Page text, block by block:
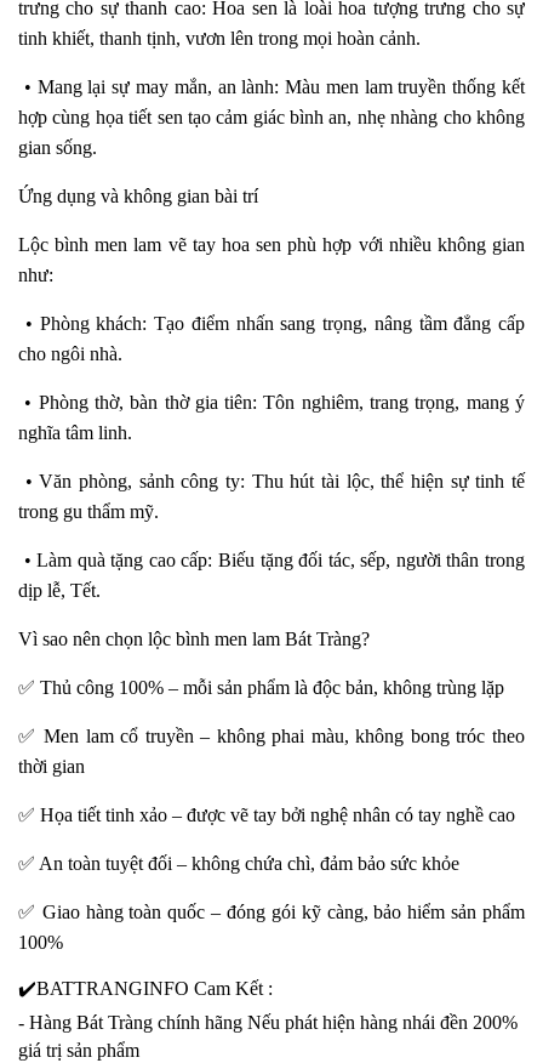
trưng cho sự thanh cao: Hoa sen là loài hoa tượng trưng cho sự
tinh khiết, thanh tịnh, vươn lên trong mọi hoàn cảnh.
• Mang lại sự may mắn, an lành: Màu men lam truyền thống kết
hợp cùng họa tiết sen tạo cảm giác bình an, nhẹ nhàng cho không
gian sống.
Ứng dụng và không gian bài trí
Lộc bình men lam vẽ tay hoa sen phù hợp với nhiều không gian
như:
• Phòng khách: Tạo điểm nhấn sang trọng, nâng tầm đẳng cấp
cho ngôi nhà.
• Phòng thờ, bàn thờ gia tiên: Tôn nghiêm, trang trọng, mang ý
nghĩa tâm linh.
• Văn phòng, sảnh công ty: Thu hút tài lộc, thể hiện sự tinh tế
trong gu thẩm mỹ.
• Làm quà tặng cao cấp: Biếu tặng đối tác, sếp, người thân trong
dịp lễ, Tết.
Vì sao nên chọn lộc bình men lam Bát Tràng?
✅ Thủ công 100% – mỗi sản phẩm là độc bản, không trùng lặp
✅ Men lam cổ truyền – không phai màu, không bong tróc theo
thời gian
✅ Họa tiết tinh xảo – được vẽ tay bởi nghệ nhân có tay nghề cao
✅ An toàn tuyệt đối – không chứa chì, đảm bảo sức khỏe
✅ Giao hàng toàn quốc – đóng gói kỹ càng, bảo hiểm sản phẩm
100%
✔️BATTRANGINFO Cam Kết :
- Hàng Bát Tràng chính hãng Nếu phát hiện hàng nhái đền 200%
giá trị sản phẩm